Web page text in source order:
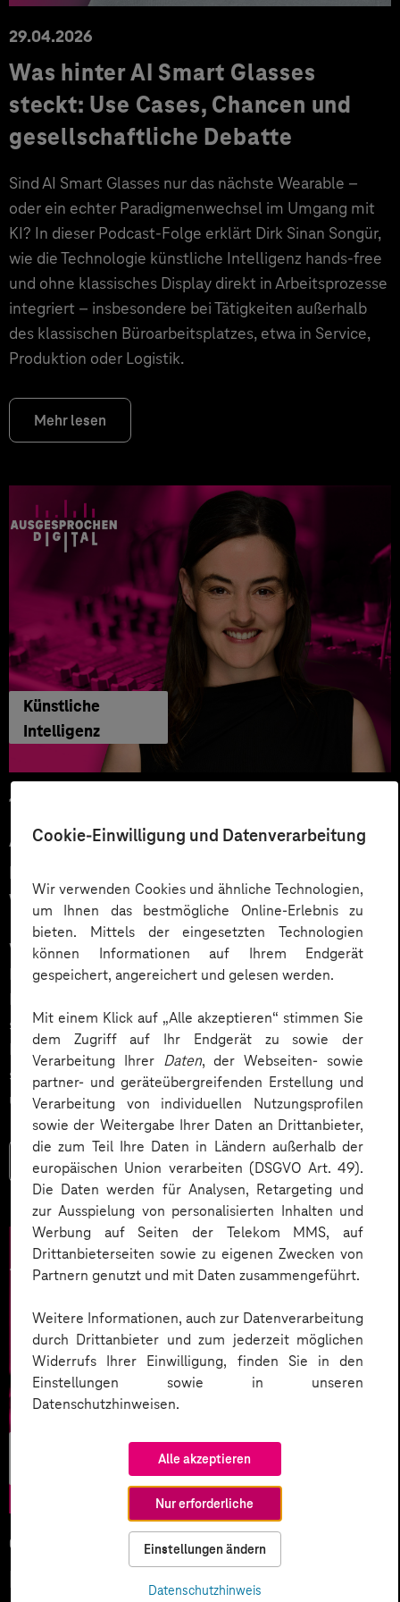
Cookie-Einwilligung und Datenverarbeitung
Wir verwenden Cookies und ähnliche Technologien,
um Ihnen das bestmögliche Online-Erlebnis zu
bieten. Mittels der eingesetzten Technologien
können Informationen auf Ihrem Endgerät
gespeichert, angereichert und gelesen werden.
Mit einem Klick auf „Alle akzeptieren“ stimmen Sie
dem Zugriff auf Ihr Endgerät zu sowie der
Verarbeitung Ihrer Daten, der Webseiten- sowie
partner- und geräteübergreifenden Erstellung und
Verarbeitung von individuellen Nutzungsprofilen
sowie der Weitergabe Ihrer Daten an Drittanbieter,
die zum Teil Ihre Daten in Ländern außerhalb der
europäischen Union verarbeiten (DSGVO Art. 49).
Die Daten werden für Analysen, Retargeting und
zur Ausspielung von personalisierten Inhalten und
Werbung auf Seiten der Telekom MMS, auf
Drittanbieterseiten sowie zu eigenen Zwecken von
Partnern genutzt und mit Daten zusammengeführt.
Weitere Informationen, auch zur Datenverarbeitung
durch Drittanbieter und zum jederzeit möglichen
Widerrufs Ihrer Einwilligung, finden Sie in den
Einstellungen sowie in unseren
Datenschutzhinweisen.
Alle akzeptieren
Nur erforderliche
Einstellungen ändern
Datenschutzhinweis
29.04.2026
Was hinter AI Smart Glasses
steckt: Use Cases, Chancen und
gesellschaftliche Debatte
Sind AI Smart Glasses nur das nächste Wearable –
oder ein echter Paradigmenwechsel im Umgang mit
KI? In dieser Podcast-Folge erklärt Dirk Sinan Songür,
wie die Technologie künstliche Intelligenz hands-free
und ohne klassisches Display direkt in Arbeitsprozesse
integriert – insbesondere bei Tätigkeiten außerhalb
des klassischen Büroarbeitsplatzes, etwa in Service,
Produktion oder Logistik.
Mehr lesen
Künstliche
Intelligenz
12.03.2026
Automatisiert gedacht,
menschlich gewünscht: Die
Wahrheit über KI im Kundendialog
Wie gelingt Conversational AI wirklich – jenseits von
Hype und „Magic Button“? Im Podcast erklärt Dr.
Laura Dreessen, warum erfolgreiche KI‑Dialogsysteme
strategische Beratung, gutes UX‑Design, klare
Prozesse und realistische Erwartungen brauchen. Ein
spannender Blick auf das Zusammenspiel von Mensch
und KI.
Mehr lesen
05.02.2026
KI-Wettlauf 2026: Innovationen,